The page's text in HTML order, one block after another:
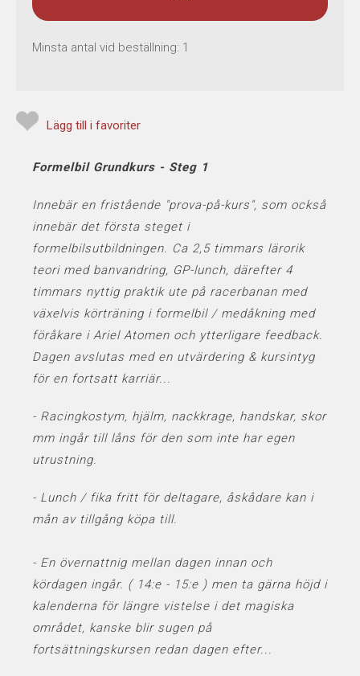
Minsta antal vid beställning: 1
Lägg till i favoriter
Formelbil Grundkurs - Steg 1
Innebär en fristående "prova-på-kurs", som också
innebär det första steget i
formelbilsutbildningen. Ca 2,5 timmars lärorik
teori med banvandring, GP-lunch, därefter 4
timmars nyttig praktik ute på racerbanan med
växelvis körträning i formelbil / medåkning med
föråkare i Ariel Atomen och ytterligare feedback.
Dagen avslutas med en utvärdering & kursintyg
för en fortsatt karriär...
- Racingkostym, hjälm, nackkrage, handskar, skor
mm ingår till låns för den som inte har egen
utrustning.
- Lunch / fika fritt för deltagare, åskådare kan i
mån av tillgång köpa till.
- En övernattnig mellan dagen innan och
kördagen ingår. ( 14:e - 15:e ) men ta gärna höjd i
kalenderna för längre vistelse i det magiska
området, kanske blir sugen på
fortsättningskursen redan dagen efter...